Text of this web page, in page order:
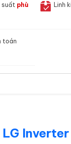
suất phù
Linh
toán